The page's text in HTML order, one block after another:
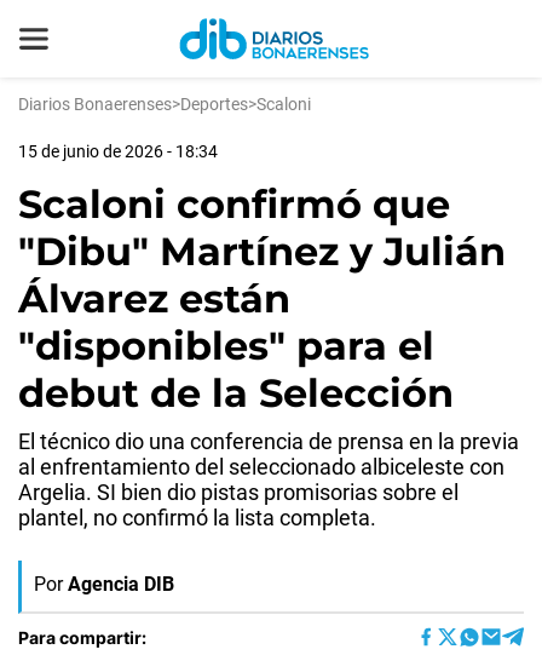
Diarios Bonaerenses>Deportes>Scaloni
15 de junio de 2026 - 18:34
Scaloni confirmó que
"Dibu" Martínez y Julián
Álvarez están
"disponibles" para el
debut de la Selección
El técnico dio una conferencia de prensa en la previa
al enfrentamiento del seleccionado albiceleste con
Argelia. SI bien dio pistas promisorias sobre el
plantel, no confirmó la lista completa.
Por Agencia DIB
Para compartir: